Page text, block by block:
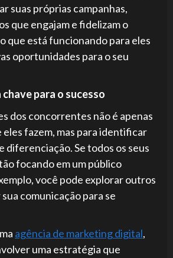
suas próprias campanhas,
que engajam e fidelizam o
que está funcionando para eles
oportunidades para o seu
para o sucesso
dos concorrentes não é apenas
eles fazem, mas para identificar
diferenciação. Se todos os seus
focando em um público
você pode explorar outros
comunicação para se
agência de marketing digital,
uma estratégia que